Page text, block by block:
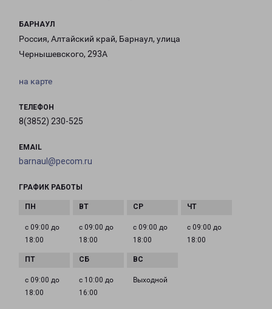
БАРНАУЛ
Россия, Алтайский край, Барнаул, улица
Чернышевского, 293А
на карте
ТЕЛЕФОН
8(3852) 230-525
EMAIL
barnaul@pecom.ru
ГРАФИК РАБОТЫ
с 09:00 до
18:00
с 09:00 до
18:00
с 09:00 до
18:00
с 09:00 до
18:00
с 09:00 до
18:00
с 10:00 до
16:00
Выходной